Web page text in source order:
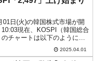
01日(火)の韓国株式市場が開
10:03現在、KOSPI（韓国総合
チャートは以下のようにな
』より引用）。上げて始
2025.04.01